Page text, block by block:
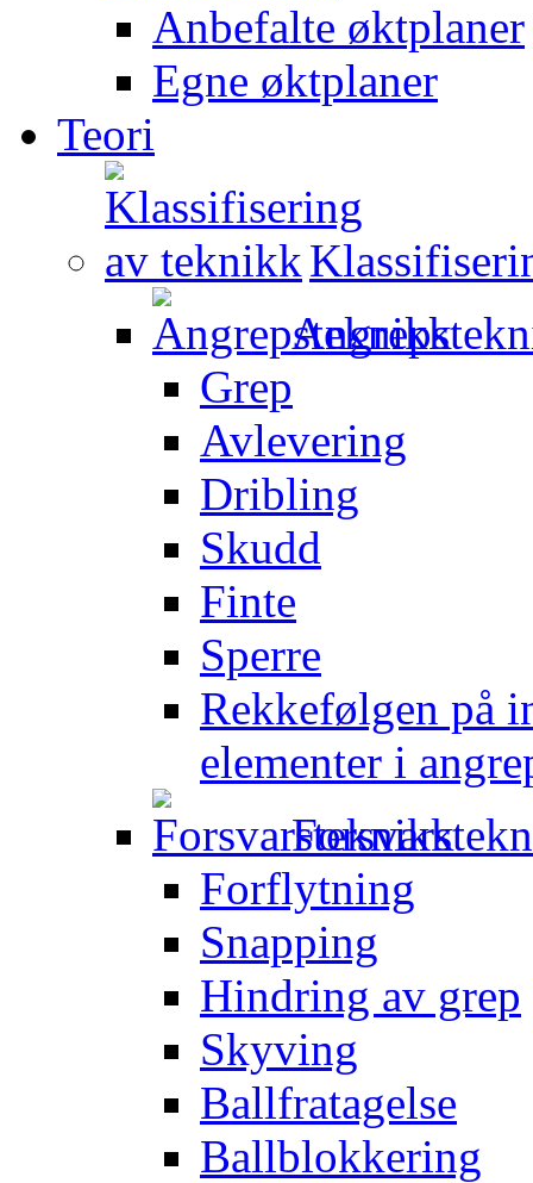
Anbefalte øktplaner
Egne øktplaner
Teori
Grep
Avlevering
Dribling
Skudd
Finte
Sperre
Rekkefølgen på
elementer i
Forflytning
Snapping
Hindring av grep
Skyving
Ballfratagelse
Ballblokkering